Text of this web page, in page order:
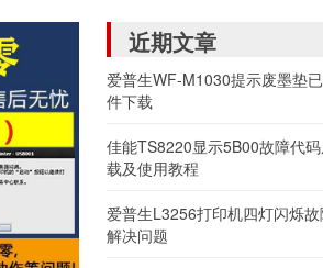
近期文章
爱普生WF-M1030提示废墨垫
件下载
佳能TS8220显示5B00故障代
载及使用教程
爱普生L3256打印机四灯闪烁
解决问题